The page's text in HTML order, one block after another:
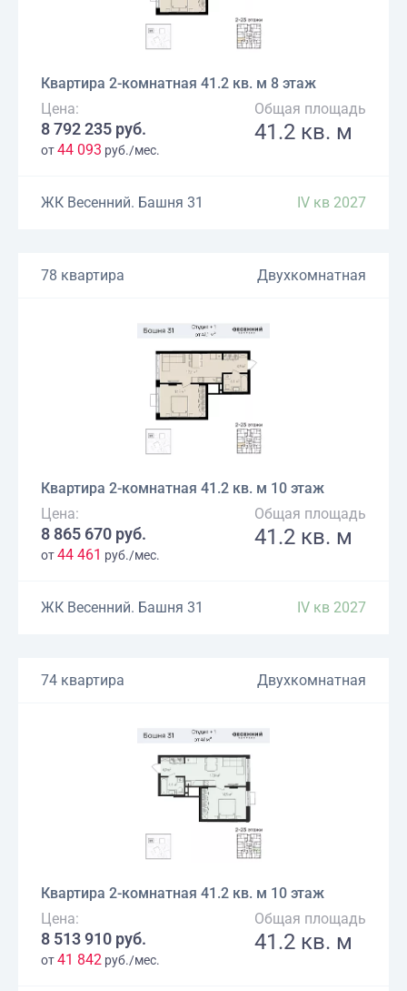
Квартира 2-комнатная 41.2 кв. м 8 этаж
Цена:
8 792 235 руб.
от44 093 руб./мес.
Общая площадь
41.2 кв. м
ЖК Весенний. Башня 31 IV кв 2027
78 квартира Двухкомнатная
Квартира 2-комнатная 41.2 кв. м 10 этаж
Цена:
8 865 670 руб.
от44 461 руб./мес.
Общая площадь
41.2 кв. м
ЖК Весенний. Башня 31 IV кв 2027
74 квартира Двухкомнатная
Квартира 2-комнатная 41.2 кв. м 10 этаж
Цена:
8 513 910 руб.
от41 842 руб./мес.
Общая площадь
41.2 кв. м